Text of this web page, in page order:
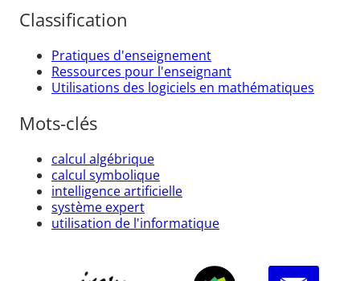
Classification
Pratiques d'enseignement
Ressources pour l'enseignant
Utilisations des logiciels en mathématiques
Mots-clés
calcul algébrique
calcul symbolique
intelligence artificielle
système expert
utilisation de l'informatique